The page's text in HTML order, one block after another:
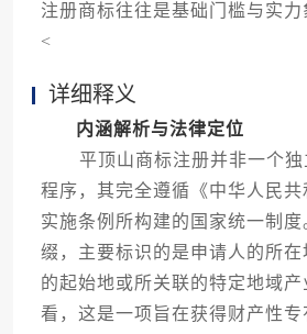
注册商标往往是基础门槛与实力
<
详细释义
内涵解析与法律定位
平顶山商标注册并非一个独
程序，其完全遵循《中华人民
实施条例所构建的国家统一制度
缀，主要标识的是申请人的所
的起始地或所关联的特定地域
看，这是一项旨在获得财产性